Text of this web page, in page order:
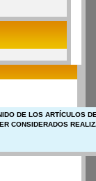
DE LOS ARTÍCULOS
CONSIDERADOS